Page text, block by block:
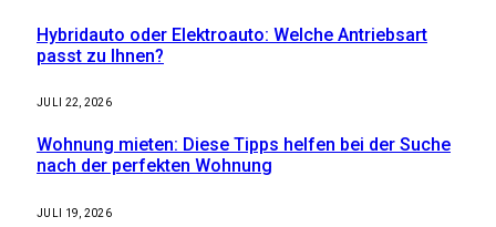
Hybridauto oder Elektroauto: Welche Antriebsart
passt zu Ihnen?
JULI 22, 2026
Wohnung mieten: Diese Tipps helfen bei der Suche
nach der perfekten Wohnung
JULI 19, 2026